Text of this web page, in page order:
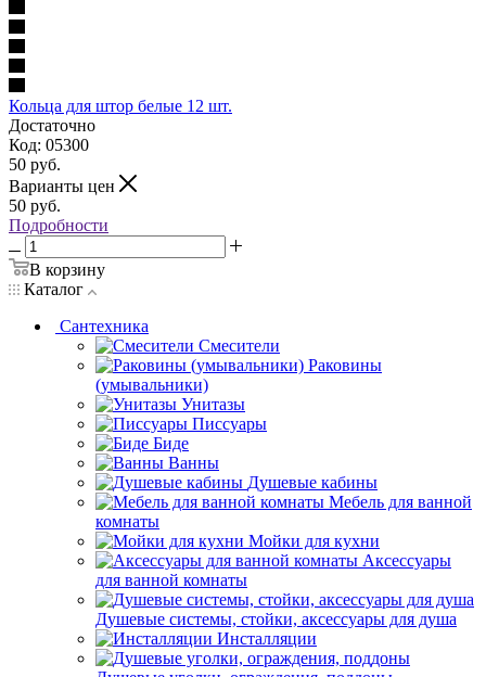
Кольца для штор белые 12 шт.
Достаточно
Код: 05300
50 руб.
Варианты цен
50 руб.
Подробности
В корзину
Каталог
Сантехника
Смесители
Раковины
(умывальники)
Унитазы
Писсуары
Биде
Ванны
Душевые кабины
Мебель для ванной
комнаты
Мойки для кухни
Аксессуары
для ванной комнаты
Душевые системы, стойки, аксессуары для душа
Инсталляции